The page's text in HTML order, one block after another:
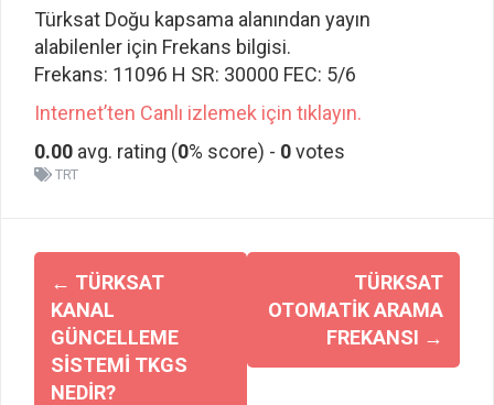
Türksat Doğu kapsama alanından yayın
alabilenler için Frekans bilgisi.
Frekans: 11096 H SR: 30000 FEC: 5/6
Internet’ten Canlı izlemek için tıklayın.
0.00 avg. rating (0% score) - 0votes
TRT
Yazı
dolaşımı
← TÜRKSAT
KANAL
GÜNCELLEME
SISTEMI TKGS
NEDIR?
TÜRKSAT
OTOMATIK ARAMA
FREKANSI →